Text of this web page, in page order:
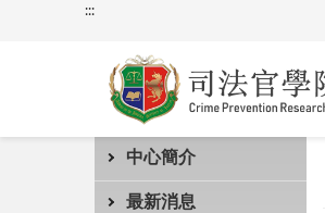
:::
中心簡介
最新消息